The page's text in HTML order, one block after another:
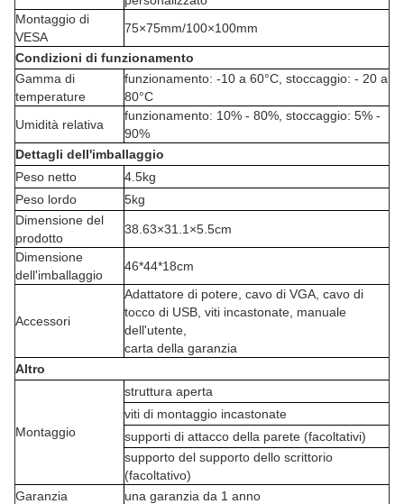
Montaggio di
VESA
75×75mm/100×100mm
Condizioni di funzionamento
Gamma di
temperature
funzionamento: -10 a 60°C, stoccaggio: - 20 a
80°C
Umidità relativa
funzionamento: 10% - 80%, stoccaggio: 5% -
90%
Dettagli dell'imballaggio
Peso netto
4.5kg
Peso lordo
5kg
Dimensione del
prodotto
38.63×31.1×5.5cm
Dimensione
dell'imballaggio
46*44*18cm
Accessori
Adattatore di potere, cavo di VGA, cavo di
tocco di USB, viti incastonate, manuale
dell'utente,
carta della garanzia
Altro
Montaggio
struttura aperta
viti di montaggio incastonate
supporti di attacco della parete (facoltativi)
supporto del supporto dello scrittorio
(facoltativo)
Garanzia
una garanzia da 1 anno